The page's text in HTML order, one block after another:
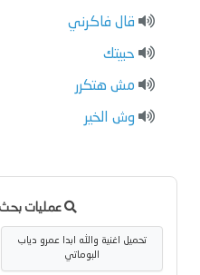
قال فاكرني
حبيتك
مش هتكرر
وش الخير
عمليات بحث
تحميل اغنية والله ابدا عمرو دياب
البوماتي